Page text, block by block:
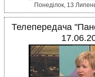
Понеділок, 13
Телепередача